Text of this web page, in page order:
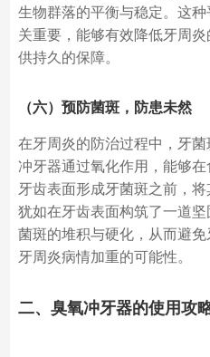
生物群落的平衡与稳定。这
关重要，能够有效降低牙周
供持久的保障。
（六）预防菌斑，防患未然
在牙周炎的防治过程中，牙
冲牙器通过氧化作用，能够
牙齿表面形成牙菌斑之前，
犹如在牙齿表面构筑了一道坚
菌斑的堆积与硬化，从而避
牙周炎病情加重的可能性。
二、臭氧冲牙器的使用攻